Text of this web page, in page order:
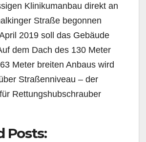
Klinikuman­bau direkt an
Straße begonnen
2019 soll das Gebäude
dem Dach des 130 Meter
Meter breiten Anbaus wird
Straßenniveau – der
Rettungshubschrauber
Posts: